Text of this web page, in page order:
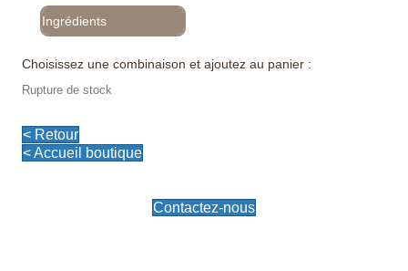
Ingrédients
Choisissez une combinaison et ajoutez au panier :
Rupture de stock
< Retour
< Accueil boutique
Contactez-nous